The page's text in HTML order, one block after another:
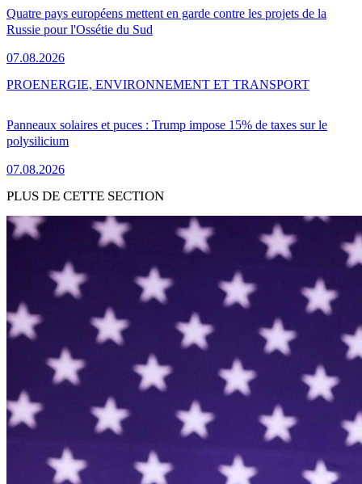
Quatre pays européens mettent en garde contre les projets de la
Russie pour l'Ossétie du Sud
07.08.2026
Panneaux solaires et puces : Trump impose 15% de taxes sur le
polysilicium
07.08.2026
PROENERGIE, ENVIRONNEMENT ET TRANSPORT
PLUS DE CETTE SECTION